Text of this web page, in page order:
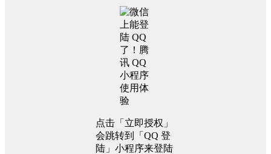
点击「立即授权」
会跳转到「QQ 登
陆」小程序来登陆